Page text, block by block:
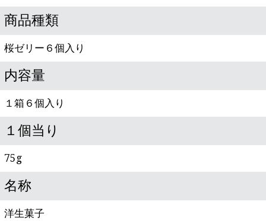
商品種類
桜ゼリー６個入り
内容量
１箱６個入り
１個当り
75g
名称
洋生菓子